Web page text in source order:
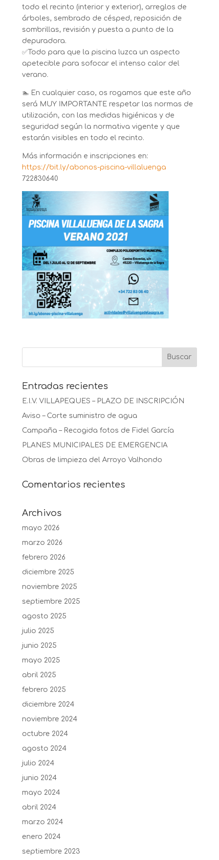
todo el recinto (interior y exterior), arreglos de
árboles, sembrado de césped, reposición de
sombrillas, revisión y puesta a punto de la
depuradora.
✅Todo para que la piscina luzca un aspecto
apetecible para sofocar el intenso calor del
verano.
🏊En cualquier caso, os rogamos que este año
será MUY IMPORTANTE respetar las normas de
utilización, con las medidas higiénicas y de
seguridad según la normativa vigente y que
estarán visibles en todo el recinto.
Más información e inscripciones en:
https://bit.ly/abonos-piscina-villaluenga
722830640
Entradas recientes
E.I.V. VILLAPEQUES – PLAZO DE INSCRIPCIÓN
Aviso – Corte suministro de agua
Campaña – Recogida fotos de Fidel García
PLANES MUNICIPALES DE EMERGENCIA
Obras de limpieza del Arroyo Valhondo
Comentarios recientes
Archivos
mayo 2026
marzo 2026
febrero 2026
diciembre 2025
noviembre 2025
septiembre 2025
agosto 2025
julio 2025
junio 2025
mayo 2025
abril 2025
febrero 2025
diciembre 2024
noviembre 2024
octubre 2024
agosto 2024
julio 2024
junio 2024
mayo 2024
abril 2024
marzo 2024
enero 2024
septiembre 2023